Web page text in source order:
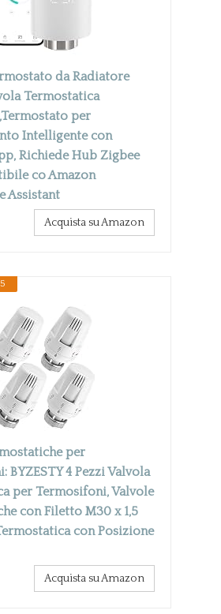
da Radiatore
Termostatica
per
Intelligente con
Richiede Hub Zigbee
co Amazon
Assistant
Acquista su Amazon
per
BYZESTY 4 Pezzi Valvola
per Termosifoni, Valvole
con Filetto M30 x 1,5
con Posizione
Acquista su Amazon